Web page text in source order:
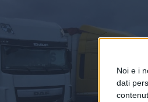
Noi e i
dati